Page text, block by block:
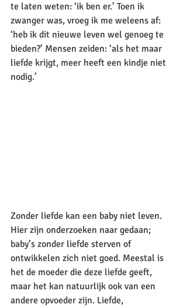
te laten weten: ‘ik ben er.’ Toen ik
zwanger was, vroeg ik me weleens af:
‘heb ik dit nieuwe leven wel genoeg te
bieden?’ Mensen zeiden: ‘als het maar
liefde krijgt, meer heeft een kindje niet
nodig.’
Zonder liefde kan een baby niet leven.
Hier zijn onderzoeken naar gedaan;
baby’s zonder liefde sterven of
ontwikkelen zich niet goed. Meestal is
het de moeder die deze liefde geeft,
maar het kan natuurlijk ook van een
andere opvoeder zijn. Liefde,